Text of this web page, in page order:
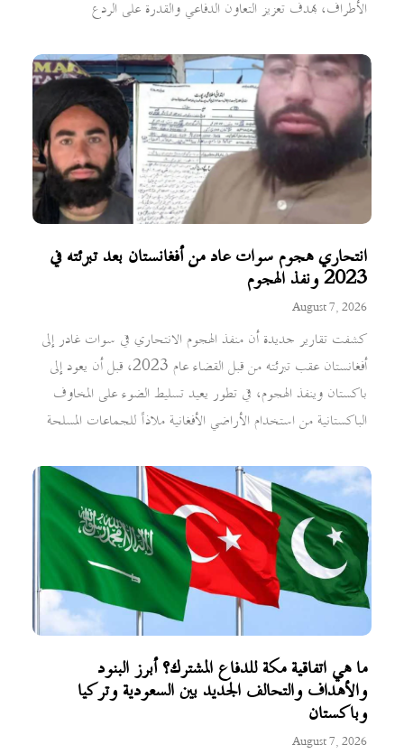
الأطراف، بهدف تعزيز التعاون الدفاعي والقدرة على الردع
انتحاري هجوم سوات عاد من أفغانستان بعد تبرئته في
2023 ونفذ الهجوم
August 7, 2026
كشفت تقارير جديدة أن منفذ الهجوم الانتحاري في سوات غادر إلى
أفغانستان عقب تبرئته من قبل القضاء عام 2023، قبل أن يعود إلى
باكستان وينفذ الهجوم، في تطور يعيد تسليط الضوء على المخاوف
الباكستانية من استخدام الأراضي الأفغانية ملاذاً للجماعات المسلحة
ما هي اتفاقية مكة للدفاع المشترك؟ أبرز البنود
والأهداف والتحالف الجديد بين السعودية وتركيا
وباكستان
August 7, 2026